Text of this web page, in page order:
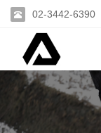
02-3442-6390